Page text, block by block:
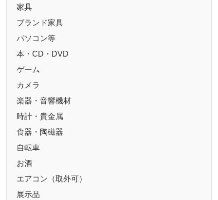
家具
ブランド家具
パソコン等
本・CD・DVD
ゲーム
カメラ
楽器・音響機材
時計・貴金属
食器・陶磁器
自転車
お酒
エアコン（取外可）
展示品